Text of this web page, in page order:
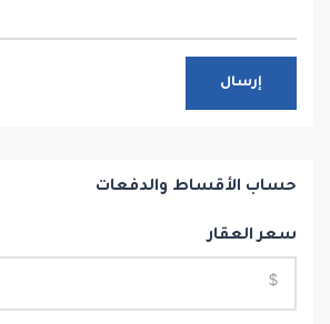
إرسال
حساب الأقساط والدفعات
سعر العقار